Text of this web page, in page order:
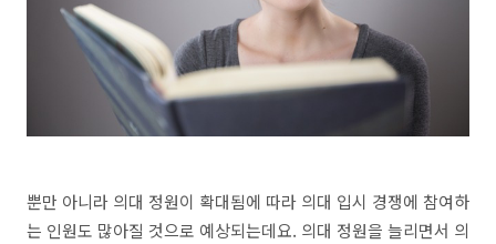
뿐만 아니라 의대 정원이 확대됨에 따라 의대 입시 경쟁에 참여하
는 인원도 많아질 것으로 예상되는데요. 의대 정원을 늘리면서 의